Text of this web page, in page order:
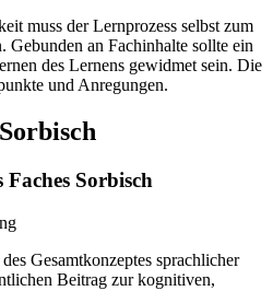
muss der Lernprozess selbst zum
Gebunden an Fachinhalte sollte ein
des Lernens gewidmet sein. Die
und Anregungen.
Sorbisch
Gesamtkonzeptes sprachlicher
Beitrag zur kognitiven,